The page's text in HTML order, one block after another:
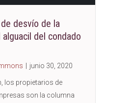
desvío de la
del condado
junio 30, 2020
los propietarios de
son la columna